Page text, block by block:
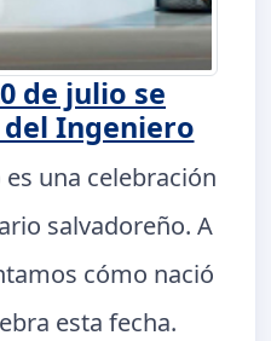
de julio se
Ingeniero
una celebración
salvadoreño. A
cómo nació
esta fecha.